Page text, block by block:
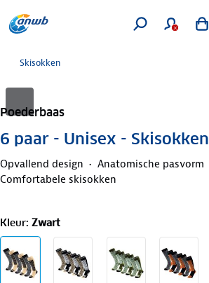
Skisokken
Poederbaas
6 paar - Unisex - Skisokken
Opvallend design Anatomische pasvorm
Comfortabele skisokken
Kleur: Zwart